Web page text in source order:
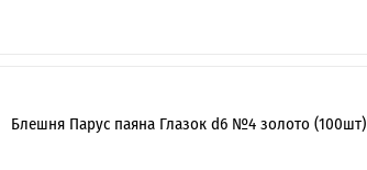
Блешня Парус паяна Глазок d6 №4 золото (100шт)